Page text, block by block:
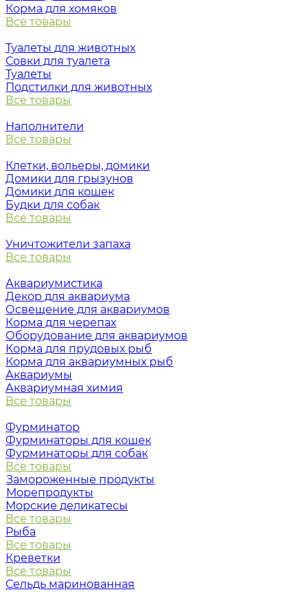
Корма для хомяков
Все товары
Туалеты для животных
Совки для туалета
Туалеты
Подстилки для животных
Все товары
Наполнители
Все товары
Клетки, вольеры, домики
Домики для грызунов
Домики для кошек
Будки для собак
Все товары
Уничтожители запаха
Все товары
Аквариумистика
Декор для аквариума
Освещение для аквариумов
Корма для черепах
Оборудование для аквариумов
Корма для прудовых рыб
Корма для аквариумных рыб
Аквариумы
Аквариумная химия
Все товары
Фурминатор
Фурминаторы для кошек
Фурминаторы для собак
Все товары
Замороженные продукты
Морепродукты
Морские деликатесы
Все товары
Рыба
Все товары
Креветки
Все товары
Сельдь маринованная